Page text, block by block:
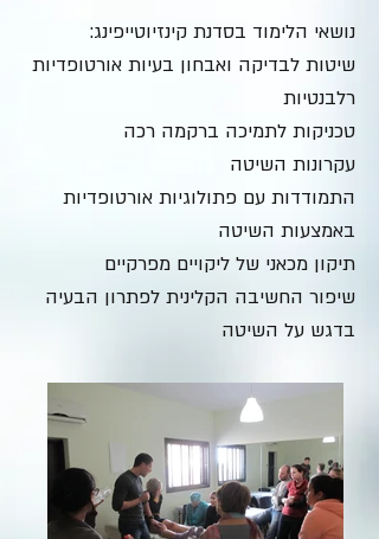
נושאי הלימוד בסדנת קינזיוטייפינג:
שיטות לבדיקה ואבחון בעיות אורטופדיות
רלבנטיות
טכניקות לתמיכה ברקמה רכה
עקרונות השיטה
התמודדות עם פתולוגיות אורטופדיות
באמצעות השיטה
תיקון מכאני של ליקויים מפרקיים
שיפור החשיבה הקלינית לפתרון הבעיה
בדגש על השיטה